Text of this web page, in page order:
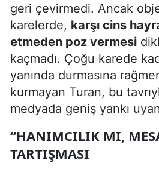
geri çevirmedi. Ancak
karelerde, karşı cins
etmeden poz vermesi
kaçmadı. Çoğu karede
yanında durmasına
kurmayan Turan, bu
medyada geniş yankı
“HANIMCILIK MI,
TARTIŞMASI